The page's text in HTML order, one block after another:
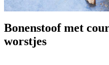
Bonenstoof met
worstjes